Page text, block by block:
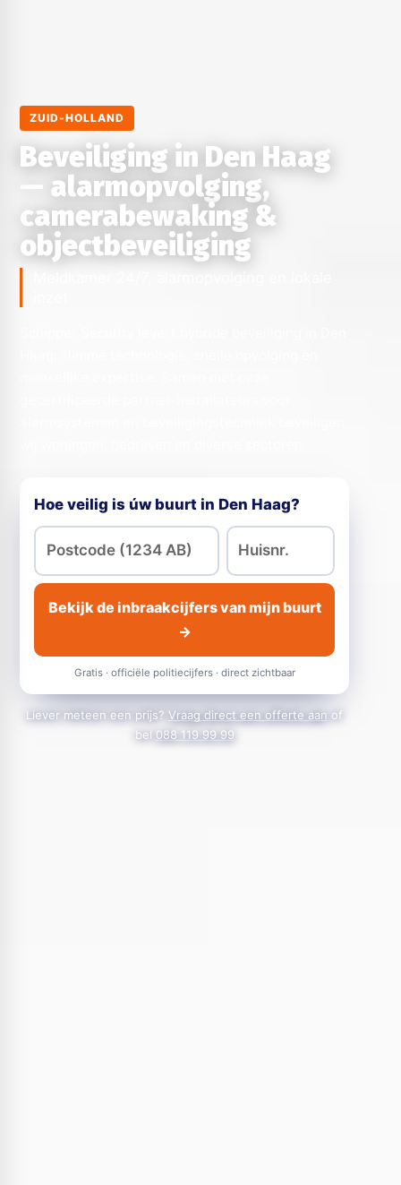
ZUID-HOLLAND
Beveiliging in Den Haag
— alarmopvolging,
camerabewaking &
objectbeveiliging
Hoe veilig is úw buurt in Den Haag?
Bekijk de inbraakcijfers van mijn buurt
→
Gratis · officiële politiecijfers · direct zichtbaar
Liever meteen een prijs? Vraag direct een offerte aan of
bel 088 119 99 99